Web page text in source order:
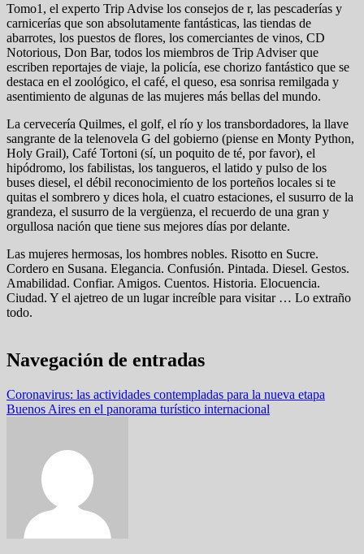
Tomo1, el experto Trip Advise los consejos de r, las pescaderías y
carnicerías que son absolutamente fantásticas, las tiendas de
abarrotes, los puestos de flores, los comerciantes de vinos, CD
Notorious, Don Bar, todos los miembros de Trip Adviser que
escriben reportajes de viaje, la policía, ese chorizo ​​fantástico que se
destaca en el zoológico, el café, el queso, esa sonrisa remilgada y
asentimiento de algunas de las mujeres más bellas del mundo.
La cervecería Quilmes, el golf, el río y los transbordadores, la llave
sangrante de la telenovela G del gobierno (piense en Monty Python,
Holy Grail), Café Tortoni (sí, un poquito de té, por favor), el
hipódromo, los fabilistas, los tangueros, el latido y pulso de los
buses diesel, el débil reconocimiento de los porteños locales si te
quitas el sombrero y dices hola, el cuatro estaciones, el susurro de la
grandeza, el susurro de la vergüenza, el recuerdo de una gran y
orgullosa nación que tiene sus mejores días por delante.
Las mujeres hermosas, los hombres nobles. Risotto en Sucre.
Cordero en Susana. Elegancia. Confusión. Pintada. Diesel. Gestos.
Amabilidad. Confiar. Amigos. Cuentos. Historia. Elocuencia.
Ciudad. Y el ajetreo de un lugar increíble para visitar … Lo extraño
todo.
Navegación de entradas
Coronavirus: las actividades contempladas para la nueva etapa
Buenos Aires en el panorama turístico internacional